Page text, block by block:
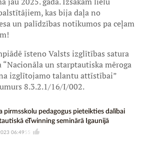
kas bija daļa no
un palīdzības notikumos pa ceļam
īsteno Valsts izglītības satura
“Nacionāla un starptautiska mēroga
izglītojamo talantu attīstībai”
8.3.2.1/16/I/002.
pirmsskolu pedagogus pieteikties dalībai
eTwinning seminārā Igaunijā
06:4955